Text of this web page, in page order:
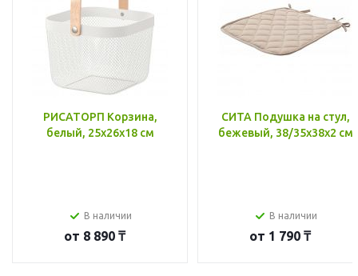
РИСАТОРП Корзина,
белый, 25x26x18 см
В наличии
от 8 890 ₸
СИТА Подушка на стул,
бежевый, 38/35x38x2 см
В наличии
от 1 790 ₸